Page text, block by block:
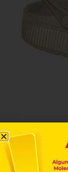
REF.
Encontre este